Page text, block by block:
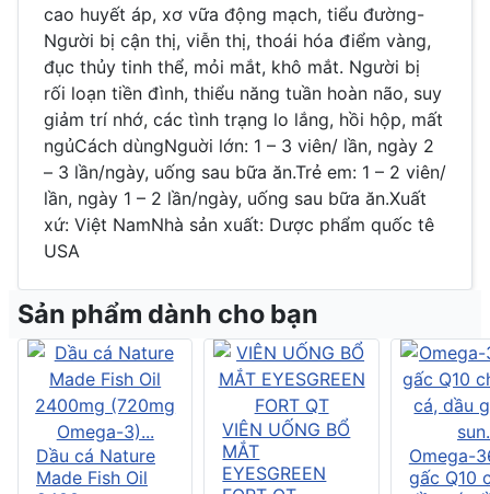
cao huyết áp, xơ vữa động mạch, tiểu đường-
Người bị cận thị, viễn thị, thoái hóa điểm vàng,
đục thủy tinh thể, mỏi mắt, khô mắt. Người bị
rối loạn tiền đình, thiểu năng tuần hoàn não, suy
giảm trí nhớ, các tình trạng lo lắng, hồi hộp, mất
ngủCách dùngNguời lớn: 1 – 3 viên/ lần, ngày 2
– 3 lần/ngày, uống sau bữa ăn.Trẻ em: 1 – 2 viên/
lần, ngày 1 – 2 lần/ngày, uống sau bữa ăn.Xuất
xứ: Việt NamNhà sản xuất: Dược phẩm quốc tê
USA
Sản phẩm dành cho bạn
Dầu cá Nature
Made Fish Oil
VIÊN UỐNG BỔ
MẮT
EYESGREEN
Omega-
gấc Q10